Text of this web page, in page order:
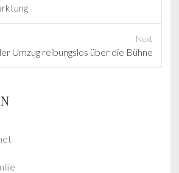
Next
Umzug reibungslos über die Bühne